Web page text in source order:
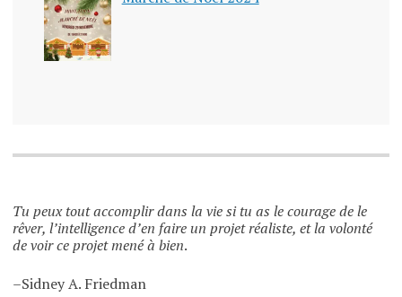
Tu peux tout accomplir dans la vie si tu as le courage de le
rêver, l’intelligence d’en faire un projet réaliste, et la volonté
de voir ce projet mené à bien.
–Sidney A. Friedman